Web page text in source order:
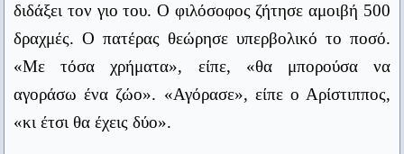
Τζον Φιτζέραλντ Κένεντι
έχουν καμία αρετή.
Ντισραέλι
Ο δάσκαλός μας και το σχολείο είχαν τα γνωρίσματα όλων
#13. Πληροφορήθηκε ο Αριστοτέλης από κάποιον
ότι μερικοί τον έβριζαν. Ο φιλόσοφος απάντησε:
«Καθόλου δεν με νοιάζει. Όταν είμαι απών,
δέχομαι ακόμα και να με μαστιγώνουν».
διδάξει τον γιο του. Ο φιλόσοφος ζήτησε αμοιβή 500
δραχμές. Ο πατέρας θεώρησε υπερβολικό το ποσό.
«Με τόσα χρήματα», είπε, «θα μπορούσα να
αγοράσω ένα ζώο». «Αγόρασε», είπε ο Αρίστιππος,
«κι έτσι θα έχεις δύο».